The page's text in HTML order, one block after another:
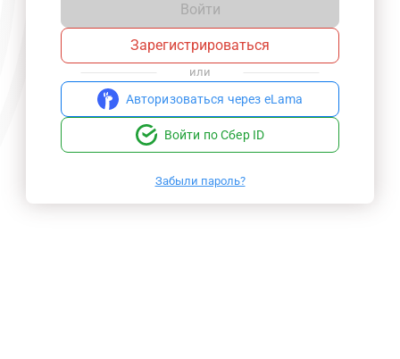
Войти
Зарегистрироваться
или
Авторизоваться через eLama
Войти по Сбер ID
Забыли пароль?